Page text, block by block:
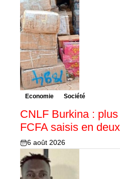
Economie Société
CNLF Burkina :
FCFA saisis en
6 août 2026